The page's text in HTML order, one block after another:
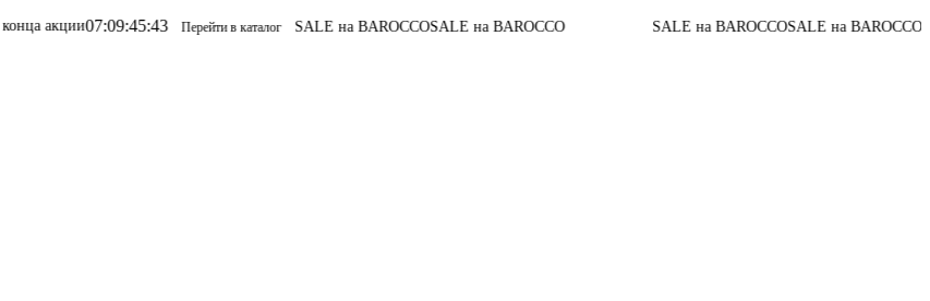
Перейти в каталог SALE на BAROCCOSALE на BAROCCO SALE на BAROCCO SALE на BAROCCOДо конца акции07:09:45